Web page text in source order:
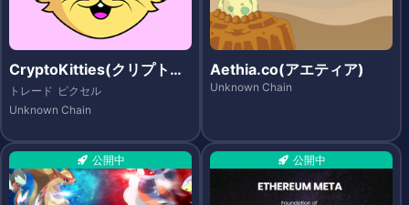
CryptoKitties(クリプトキ
ティーズ)
トレード ピクセル
Unknown Chain
Aethia.co(アエティア)
Unknown Chain
公開中 公開中